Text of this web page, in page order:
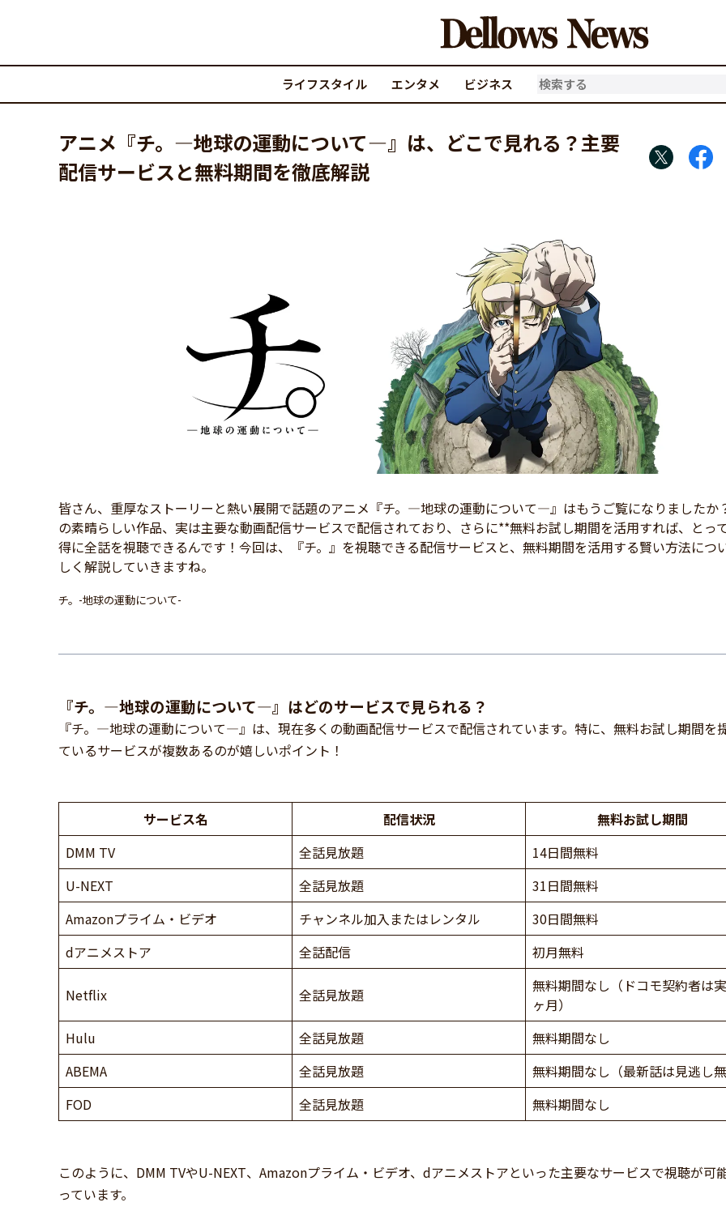
ライフスタイル エンタメ ビジネス
アニメ『チ。―地球の運動について―』は、どこで見れる？主要
配信サービスと無料期間を徹底解説
皆さん、重厚なストーリーと熱い展開で話題のアニメ『チ。―地球の運動について―』はもうご覧になりましたか
の素晴らしい作品、実は主要な動画配信サービスで配信されており、さらに**無料お試し期間を活用すれば、とっ
得に全話を視聴できるんです！今回は、『チ。』を視聴できる配信サービスと、無料期間を活用する賢い方法につ
しく解説していきますね。
チ。-地球の運動について-
『チ。―地球の運動について―』はどのサービスで見られる？
『チ。―地球の運動について―』は、現在多くの動画配信サービスで配信されています。特に、無料お試し期間を
ているサービスが複数あるのが嬉しいポイント！
サービス名 配信状況
無料お試し期間
DMM TV
全話見放題
14日間無料
U-NEXT
全話見放題
31日間無料
Amazonプライム・ビデオ
チャンネル加入またはレンタル
30日間無料
dアニメストア
全話配信 初月無料
Netflix 全話見放題
無料期間なし（ドコモ契約者は
ヶ月）
Hulu
全話見放題
無料期間なし
ABEMA
全話見放題
無料期間なし（最新話は見逃し無
FOD
全話見放題 無料期間なし
このように、DMM TVやU-NEXT、Amazonプライム・ビデオ、dアニメストアといった主要なサービスで視聴が可
っています。